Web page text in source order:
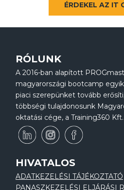
ÉRDEKEL AZ IT
RÓLUNK
A 2016-ban alapított
magyarországi bootcamp
piaci szerepünket tovább
többségi tulajdonosunk
oktatási cége, a Training360 Kft.
HIVATALOS
ADATKEZELÉSI TÁJÉKOZTATÓ
PANASZKEZELÉSI ELJÁRÁSI